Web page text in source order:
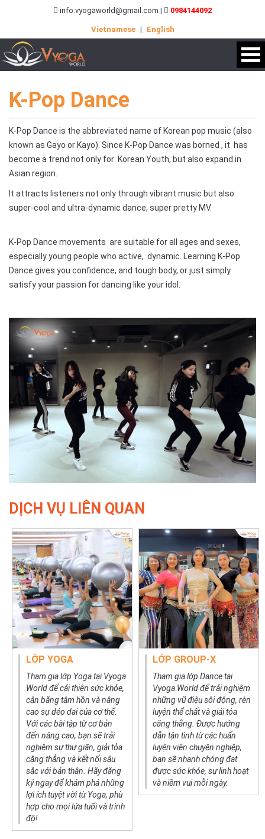
info.vyogaworld@gmail.com | 0984144092
Vietnamese | English
K-Pop Dance
K-Pop Dance is the abbreviated name of Korean pop music (also
known as Gayo or Kayo). Since K-Pop Dance was borned , it has
become a trend not only for Korean Youth, but also expand in
Asian region.
It attracts listeners not only through vibrant music but also
super-cool and ultra-dynamic dance, super pretty MV.
K-Pop Dance movements are suitable for all ages and sexes,
especially young people who active, dynamic. Learning K-Pop
Dance gives you confidence, and tough body, or just simply
satisfy your passion for dancing like your idol.
DỊCH VỤ LIÊN QUAN
LỚP YOGA
Tham gia lớp Yoga tại Vyoga
World để cải thiện sức khỏe,
cân bằng tâm hồn và nâng
cao sự dẻo dai của cơ thể.
Với các bài tập từ cơ bản
đến nâng cao, bạn sẽ trải
nghiệm sự thư giãn, giải tỏa
căng thẳng và kết nối sâu
sắc với bản thân. Hãy đăng
ký ngay để khám phá những
lợi ích tuyệt vời từ Yoga, phù
hợp cho mọi lứa tuổi và trình
độ!
LỚP GROUP-X
Tham gia lớp Dance tại
Vyoga World để trải nghiệm
những vũ điệu sôi động, rèn
luyện thể chất và giải tỏa
căng thẳng. Được hướng
dẫn tận tình từ các huấn
luyện viên chuyên nghiệp,
bạn sẽ nhanh chóng đạt
được sức khỏe, sự linh hoạt
và niềm vui mỗi ngày.